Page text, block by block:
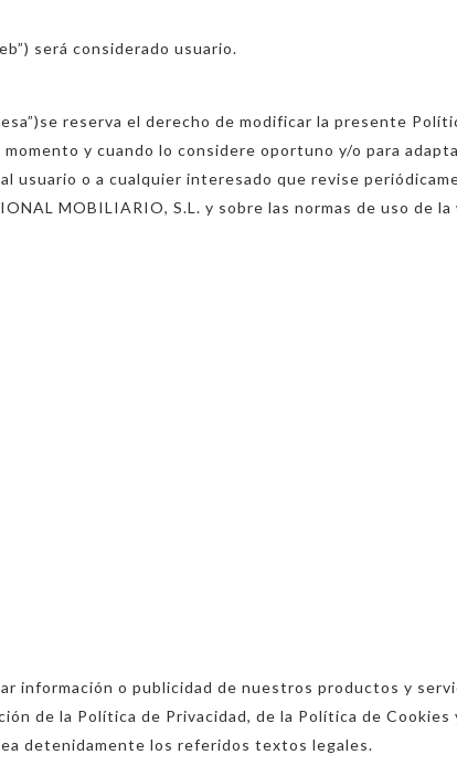
será considerado usuario.
reserva el derecho de modificar la presente
y cuando lo considere oportuno y/o para
usuario o a cualquier interesado que revise
MOBILIARIO, S.L. y sobre las normas de uso de la
o publicidad de nuestros productos y
de la Política de Privacidad, de la Política de Cookies
detenidamente los referidos textos legales.